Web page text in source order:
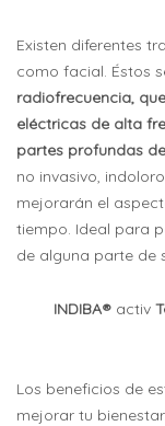
Existen diferentes
como facial. Éstos
radiofrecuencia,
eléctricas de alta
partes profundas
no invasivo,
mejorarán el
tiempo. Ideal para
de alguna parte de
INDIBA® activ
Los beneficios de
mejorar tu